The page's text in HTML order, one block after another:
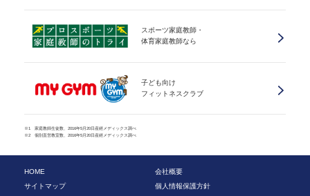
スポーツ家庭教師・
体育家庭教師なら
子ども向け
フィットネスクラブ
※1 家庭教師生徒数、2016年5月20日産經メディックス調べ
※2 個別直営教室数、2016年5月20日産經メディックス調べ
HOME
会社概要
サイトマップ
個人情報保護方針